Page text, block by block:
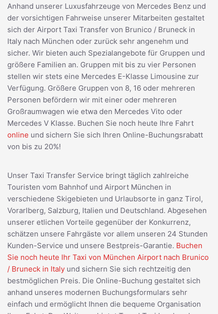
Anhand unserer Luxusfahrzeuge von Mercedes Benz und
der vorsichtigen Fahrweise unserer Mitarbeiten gestaltet
sich der Airport Taxi Transfer von Brunico / Bruneck in
Italy nach München oder zurück sehr angenehm und
sicher. Wir bieten auch Spezialangebote für Gruppen und
größere Familien an. Gruppen mit bis zu vier Personen
stellen wir stets eine Mercedes E-Klasse Limousine zur
Verfügung. Größere Gruppen von 8, 16 oder mehreren
Personen befördern wir mit einer oder mehreren
Großraumwagen wie etwa den Mercedes Vito oder
Mercedes V Klasse. Buchen Sie noch heute Ihre Fahrt
online und sichern Sie sich Ihren Online-Buchungsrabatt
von bis zu 20%!
Unser Taxi Transfer Service bringt täglich zahlreiche
Touristen vom Bahnhof und Airport München in
verschiedene Skigebieten und Urlaubsorte in ganz Tirol,
Vorarlberg, Salzburg, Italien und Deutschland. Abgesehen
unserer etlichen Vorteile gegenüber der Konkurrenz,
schätzen unsere Fahrgäste vor allem unseren 24 Stunden
Kunden-Service und unsere Bestpreis-Garantie. Buchen
Sie noch heute Ihr Taxi von München Airport nach Brunico
/ Bruneck in Italy und sichern Sie sich rechtzeitig den
bestmöglichen Preis. Die Online-Buchung gestaltet sich
anhand unseres modernen Buchungsformulars sehr
einfach und ermöglicht Ihnen die bequeme Organisation